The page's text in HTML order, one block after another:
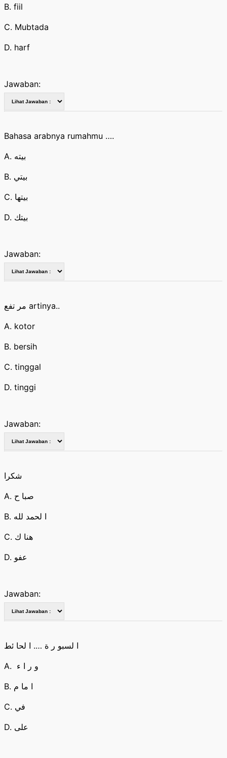
B. fiil
C. Mubtada
D. harf
Jawaban:
Bahasa arabnya rumahmu ….
A. بيته
B. بيتي
C. بيتها
D. بيتك
Jawaban:
مر تفع artinya..
A. kotor
B. bersih
C. tinggal
D. tinggi
Jawaban:
شكرا
B. ا لحمد لله
C. هنا ك
D. عفو
Jawaban:
ا لسبو ر ة …. ا لحا ئط
A. و ر ا ء
C. في
D. على